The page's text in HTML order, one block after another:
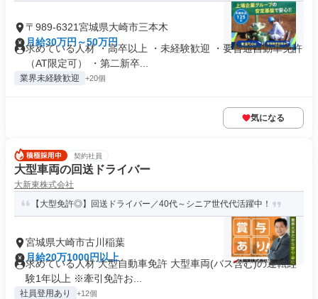
〒989-6321宮城県大崎市三本木
月給30万円～50万円
求めている人材 ・高卒以上 ・未経験歓迎 ・要普通自動車免許
（AT限定可） ・第二新卒...
業界未経験歓迎 +20個
気になる
契約社員
大型車両の回送ドライバー
大新東株式会社
【大型免許◎】回送ドライバー／40代～シニア世代代活躍中！
宮城県大崎市古川稲葉
月給20万1000円以上
求めている人材 大型自動車免許 大型車両(バス含む)の運転経
験1年以上 ※牽引免許お...
社員登用あり +12個